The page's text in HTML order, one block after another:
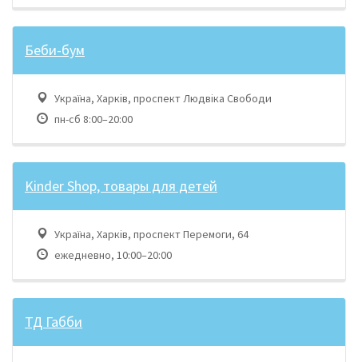
Беби-бум
Україна, Харків, проспект Людвіка Свободи
пн-сб 8:00–20:00
Kinder Shop, товары для детей
Україна, Харків, проспект Перемоги, 64
ежедневно, 10:00–20:00
ТД Габби